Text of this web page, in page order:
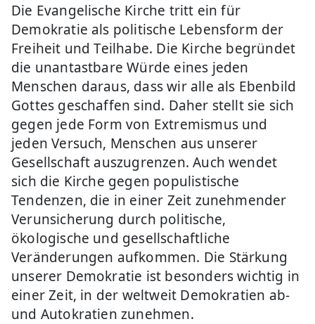
Die Evangelische Kirche tritt ein für
Demokratie als politische Lebensform der
Freiheit und Teilhabe. Die Kirche begründet
die unantastbare Würde eines jeden
Menschen daraus, dass wir alle als Ebenbild
Gottes geschaffen sind. Daher stellt sie sich
gegen jede Form von Extremismus und
jeden Versuch, Menschen aus unserer
Gesellschaft auszugrenzen. Auch wendet
sich die Kirche gegen populistische
Tendenzen, die in einer Zeit zunehmender
Verunsicherung durch politische,
ökologische und gesellschaftliche
Veränderungen aufkommen. Die Stärkung
unserer Demokratie ist besonders wichtig in
einer Zeit, in der weltweit Demokratien ab-
und Autokratien zunehmen.